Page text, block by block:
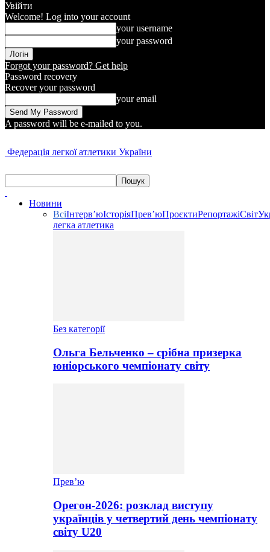
Увійти
Welcome! Log into your account
your username
your password
Forgot your password? Get help
Password recovery
Recover your password
your email
A password will be e-mailed to you.
Федерація легкої атлетики України
Новини
ВсіІнтерв’юІсторіяПрев’юПроєктиРепортажіСвіт
легка атлетика
Без категорії
Ольга Бельченко – срібна призерка
юніорського чемпіонату світу
Прев’ю
Орегон-2026: розклад виступу
українців у четвертий день чемпіонату
світу U20